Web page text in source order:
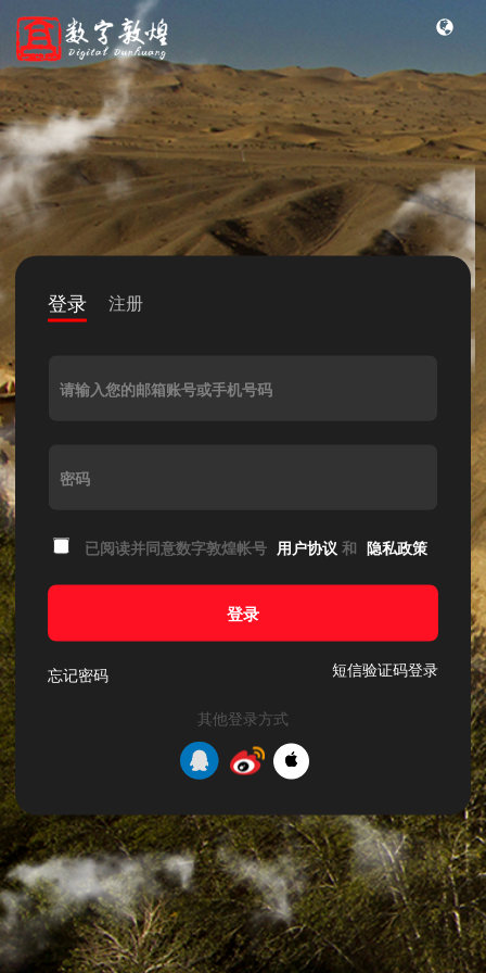
登录 注册
请输入您的邮箱账号或手机号码
密码
已阅读并同意数字敦煌帐号 用户协议 和 隐私政策
登录
忘记密码 短信验证码登录
其他登录方式